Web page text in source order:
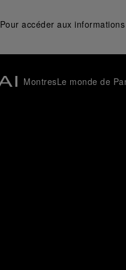
Pour accéder aux
MontresLe monde de